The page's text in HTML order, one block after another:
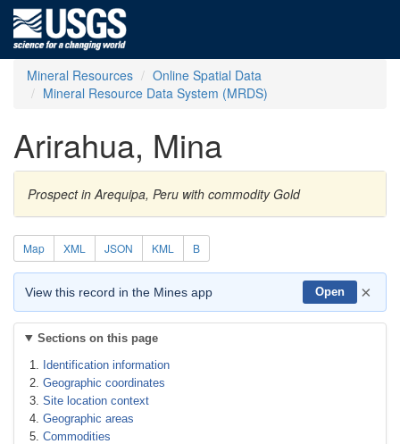
Mineral Resources
Online Spatial Data
Mineral Resource Data System (MRDS)
Arirahua, Mina
Prospect in Arequipa, Peru with commodity Gold
Map XML JSON KML B
View this record in the Mines app Open ×
Sections on this page
Identification information
Geographic coordinates
Site location context
Geographic areas
Commodities